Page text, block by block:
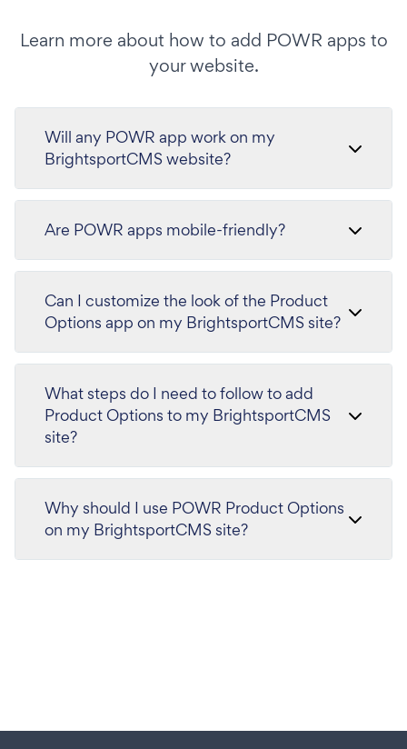
Learn more about how to add POWR apps to
your website.
Will any POWR app work on my
BrightsportCMS website?
Are POWR apps mobile-friendly?
Can I customize the look of the Product
Options app on my BrightsportCMS site?
What steps do I need to follow to add
Product Options to my BrightsportCMS
site?
Why should I use POWR Product Options
on my BrightsportCMS site?